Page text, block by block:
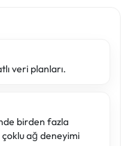
veri planları.
birden fazla
ağ deneyimi